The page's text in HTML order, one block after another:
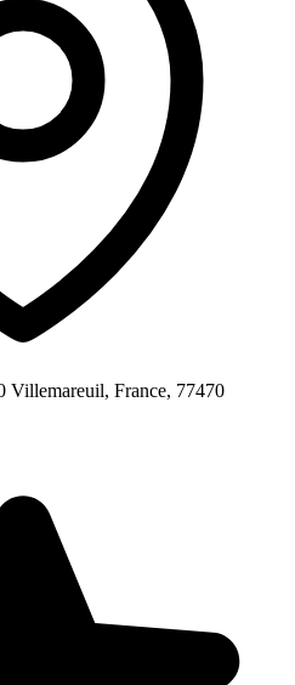
Villemareuil, France, 77470